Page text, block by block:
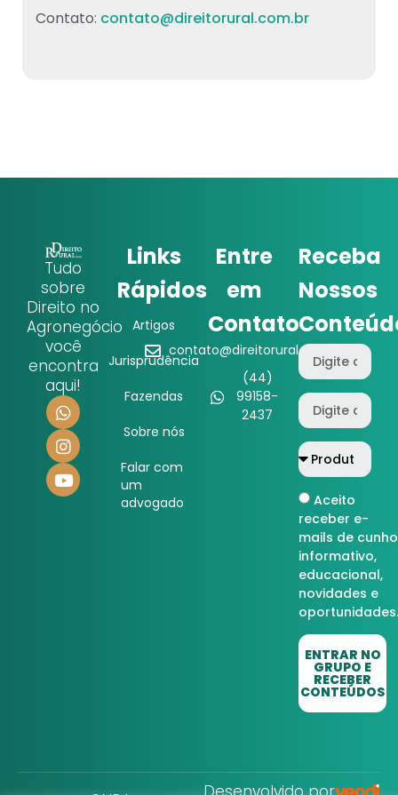
Contato: contato@direitorural.com.br
Tudo
sobre
Direito no
Agronegócio
você
encontra
aqui!
Links
Rápidos
Artigos
Jurisprudência
Fazendas
Sobre nós
Falar com
um
advogado
Entre
em
Contato
contato@direitorural.com.br
(44)
99158-
2437
Receba
Nossos
Aceito
receber e-
mails de cunho
informativo,
educacional,
novidades e
oportunidades.
ENTRAR NO
GRUPO E
RECEBER
CONTEÚDOS